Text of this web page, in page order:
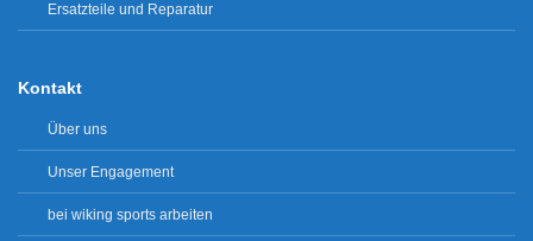
Ersatzteile und Reparatur
Kontakt
Über uns
Unser Engagement
bei wiking sports arbeiten